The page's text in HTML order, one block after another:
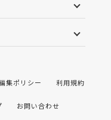
集ポリシー 利用規約
お問い合わせ